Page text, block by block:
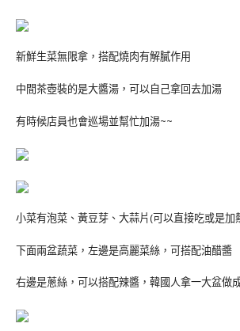
新鮮生菜無限拿，搭配燒肉有解膩作用
中間茶壺裝的是大醬湯，可以自己拿回去加湯
有時候店員也會巡場並幫忙加湯~~
小菜有泡菜、黃豆芽、大蒜片(可以直接吃或是加
下面兩盆蔬菜，左邊是高麗菜絲，可搭配油醋醬
右邊是蔥絲，可以搭配辣醬，韓國人拿一大盆做